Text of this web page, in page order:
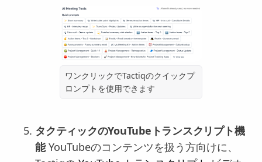
ワンクリックでTactiqのクイックプ
ロンプトを使用できます
タクティックのYouTubeトランスクリプト機
能YouTubeのコンテンツを扱う方向けに、